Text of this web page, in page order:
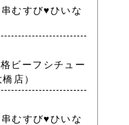
むすび♥ひいな
ビーフシチュー
店）
むすび♥ひいな